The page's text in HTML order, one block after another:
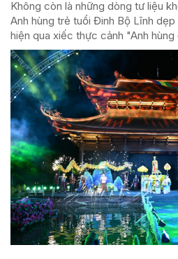
Không còn là những dòng tư liệu
Anh hùng trẻ tuổi Đinh Bộ Lĩnh dẹp
hiện qua xiếc thực cảnh "Anh hùng